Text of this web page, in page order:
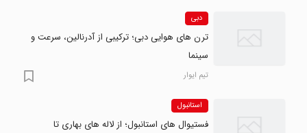
دبی
ترن های هوایی دبی؛ ترکیبی از آدرنالین، سرعت و
سینما
تیم ایوار
استانبول
فستیوال های استانبول؛ از لاله های بهاری تا